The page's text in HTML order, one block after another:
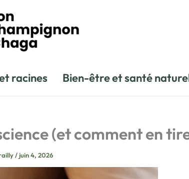
racines Bien-être et santé
(et comment en
/ juin 4, 2026